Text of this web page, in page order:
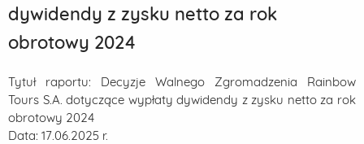
dywidendy z zysku netto za rok
obrotowy 2024
Tytuł raportu: Decyzje Walnego Zgromadzenia Rainbow
Tours S.A. dotyczące wypłaty dywidendy z zysku netto za rok
obrotowy 2024
Data: 17.06.2025 r.